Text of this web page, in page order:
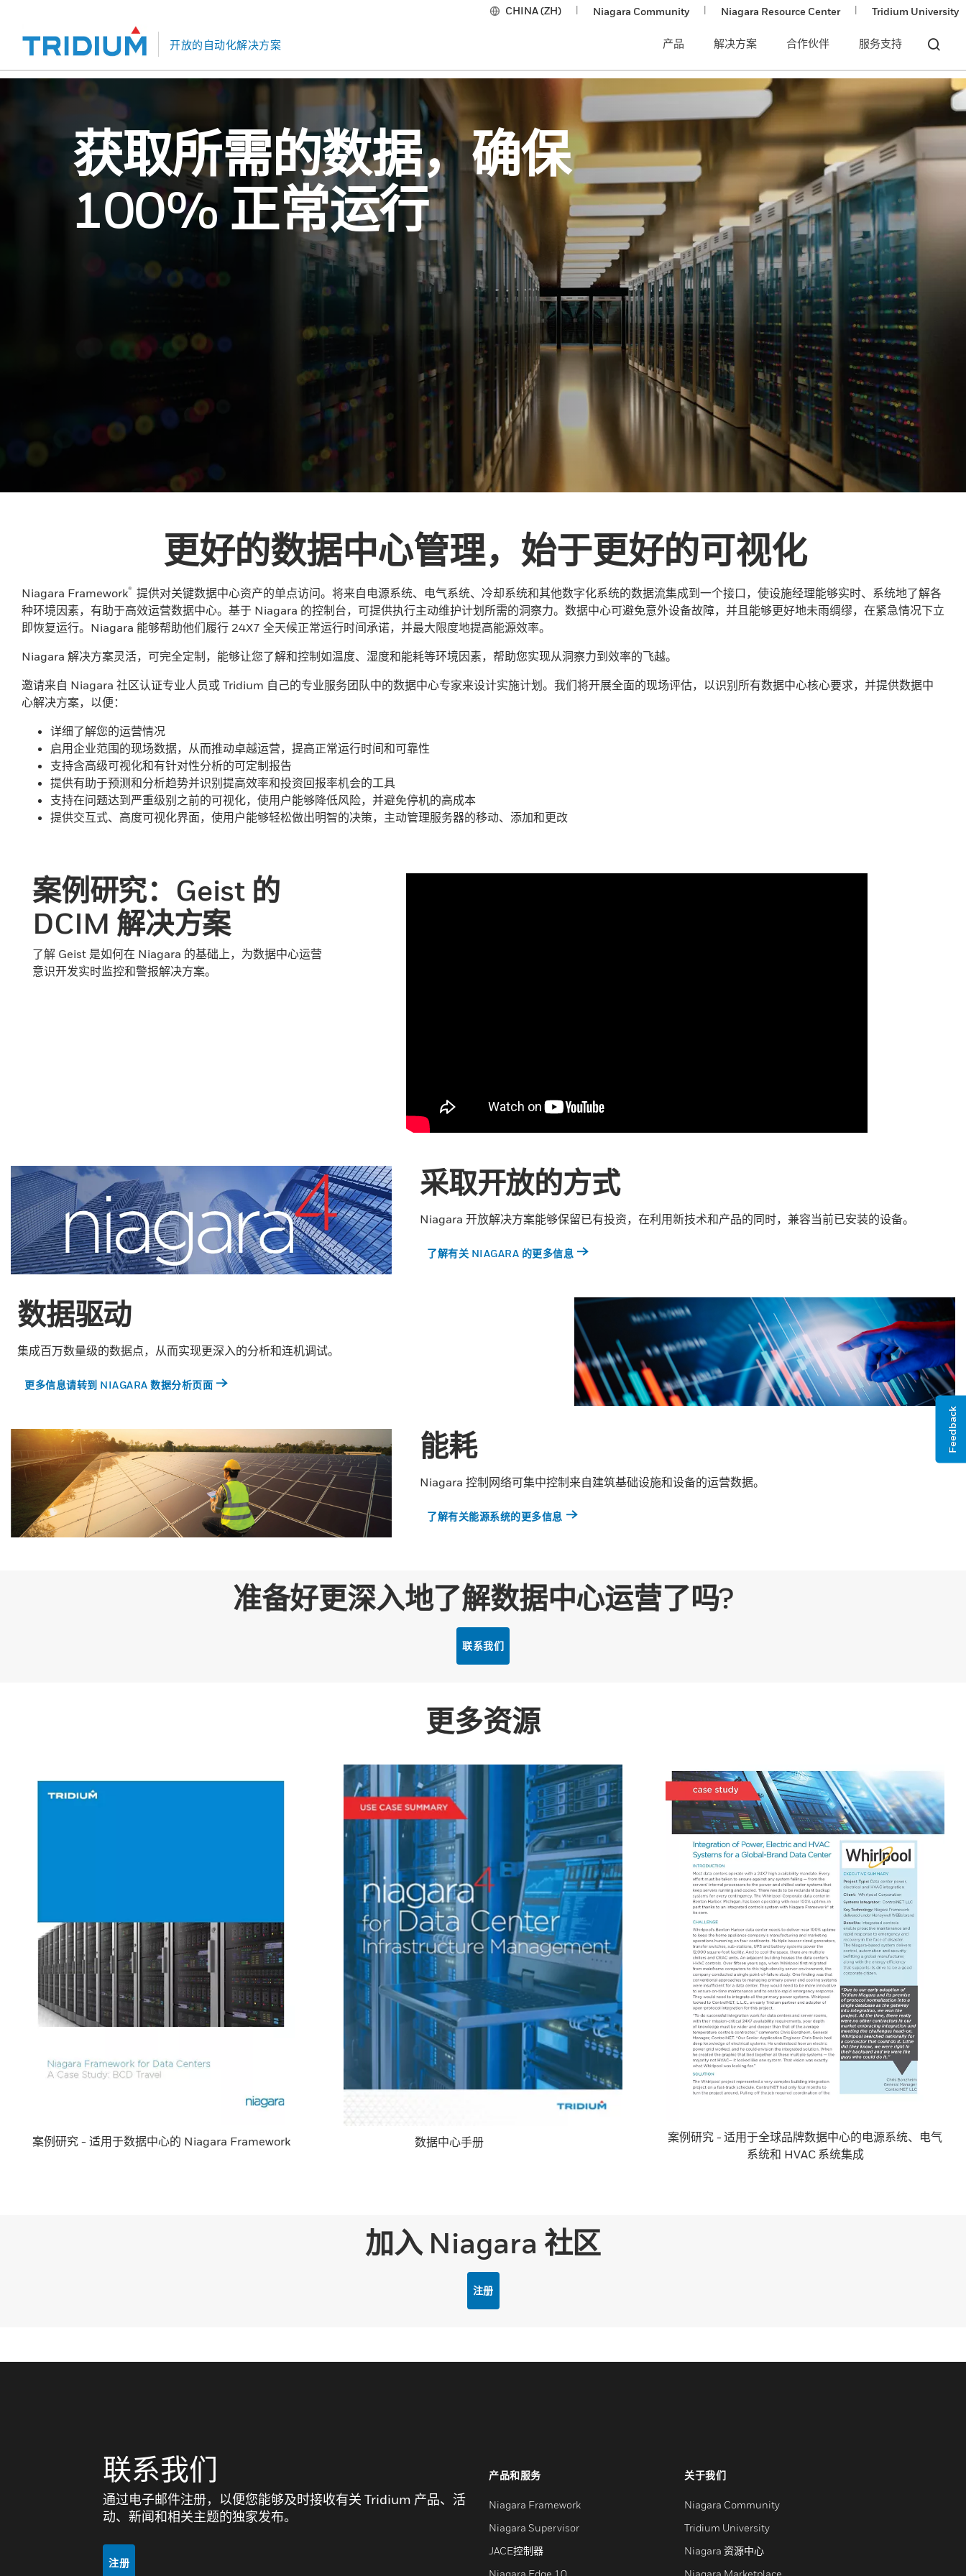
CHINA (ZH) Niagara Community Niagara Resource Center Tridium University
开放的自动化解决方案 产品 解决方案 合作伙伴 服务支持
获取所需的数据，确保
100% 正常运行
更好的数据中心管理，始于更好的可视化
Niagara Framework® 提供对关键数据中心资产的单点访问。将来自电源系统、电气系统、冷却系统和其他数字化系统的数据流集成到一个接口，使设施经理能够实时、系统地了解各
种环境因素，有助于高效运营数据中心。基于 Niagara 的控制台，可提供执行主动维护计划所需的洞察力。数据中心可避免意外设备故障，并且能够更好地未雨绸缪，在紧急情况下立
即恢复运行。Niagara 能够帮助他们履行 24X7 全天候正常运行时间承诺，并最大限度地提高能源效率。
Niagara 解决方案灵活，可完全定制，能够让您了解和控制如温度、湿度和能耗等环境因素，帮助您实现从洞察力到效率的飞越。
邀请来自 Niagara 社区认证专业人员或 Tridium 自己的专业服务团队中的数据中心专家来设计实施计划。我们将开展全面的现场评估，以识别所有数据中心核心要求，并提供数据中
心解决方案，以便：
详细了解您的运营情况
启用企业范围的现场数据，从而推动卓越运营，提高正常运行时间和可靠性
支持含高级可视化和有针对性分析的可定制报告
提供有助于预测和分析趋势并识别提高效率和投资回报率机会的工具
支持在问题达到严重级别之前的可视化，使用户能够降低风险，并避免停机的高成本
提供交互式、高度可视化界面，使用户能够轻松做出明智的决策，主动管理服务器的移动、添加和更改
案例研究：Geist 的
DCIM 解决方案
了解 Geist 是如何在 Niagara 的基础上，为数据中心运营
意识开发实时监控和警报解决方案。
采取开放的方式
Niagara 开放解决方案能够保留已有投资，在利用新技术和产品的同时，兼容当前已安装的设备。
了解有关 NIAGARA 的更多信息
数据驱动
集成百万数量级的数据点，从而实现更深入的分析和连机调试。
更多信息请转到 NIAGARA 数据分析页面
能耗
Niagara 控制网络可集中控制来自建筑基础设施和设备的运营数据。
了解有关能源系统的更多信息
准备好更深入地了解数据中心运营了吗?
联系我们
更多资源
案例研究 - 适用于数据中心的 Niagara Framework 数据中心手册
案例研究 - 适用于全球品牌数据中心的电源系统、电气
系统和 HVAC 系统集成
加入 Niagara 社区
注册
联系我们
通过电子邮件注册，以便您能够及时接收有关 Tridium 产品、活
动、新闻和相关主题的独家发布。
注册
产品和服务
Niagara Framework
Niagara Supervisor
JACE控制器
Niagara Edge 10
关于我们
Niagara Community
Tridium University
Niagara 资源中心
Niagara Marketplace
Feedback